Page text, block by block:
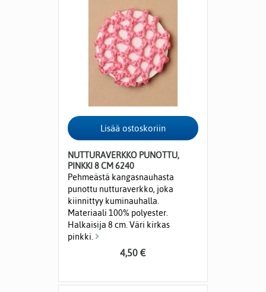
NUTTURAVERKKO PUNOTTU,
PINKKI 8 CM 6240
Pehmeästä kangasnauhasta
punottu nutturaverkko, joka
kiinnittyy kuminauhalla.
Materiaali 100% polyester.
Halkaisija 8 cm. Väri kirkas
pinkki.
4,50 €